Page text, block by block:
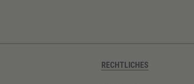
RECHTLICHES